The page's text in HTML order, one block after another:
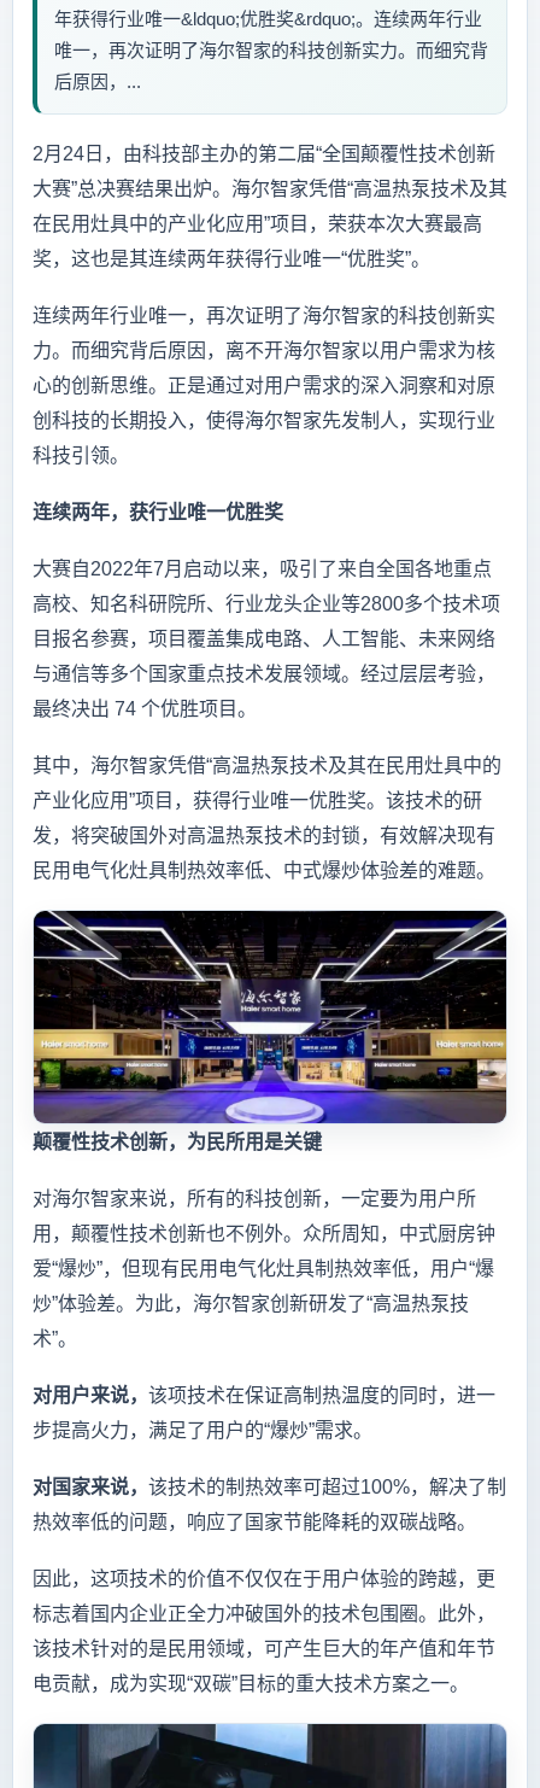
年获得行业唯一&ldquo;优胜奖&rdquo;。连续两年行业
唯一，再次证明了海尔智家的科技创新实力。而细究背
后原因，...
2月24日，由科技部主办的第二届“全国颠覆性技术创新
大赛”总决赛结果出炉。海尔智家凭借“高温热泵技术及其
在民用灶具中的产业化应用”项目，荣获本次大赛最高
奖，这也是其连续两年获得行业唯一“优胜奖”。
连续两年行业唯一，再次证明了海尔智家的科技创新实
力。而细究背后原因，离不开海尔智家以用户需求为核
心的创新思维。正是通过对用户需求的深入洞察和对原
创科技的长期投入，使得海尔智家先发制人，实现行业
科技引领。
连续两年，获行业唯一优胜奖
大赛自2022年7月启动以来，吸引了来自全国各地重点
高校、知名科研院所、行业龙头企业等2800多个技术项
目报名参赛，项目覆盖集成电路、人工智能、未来网络
与通信等多个国家重点技术发展领域。经过层层考验，
最终决出 74 个优胜项目。
其中，海尔智家凭借“高温热泵技术及其在民用灶具中的
产业化应用”项目，获得行业唯一优胜奖。该技术的研
发，将突破国外对高温热泵技术的封锁，有效解决现有
民用电气化灶具制热效率低、中式爆炒体验差的难题。
颠覆性技术创新，为民所用是关键
对海尔智家来说，所有的科技创新，一定要为用户所
用，颠覆性技术创新也不例外。众所周知，中式厨房钟
爱“爆炒”，但现有民用电气化灶具制热效率低，用户“爆
炒”体验差。为此，海尔智家创新研发了“高温热泵技
术”。
对用户来说， 该项技术在保证高制热温度的同时，进一
步提高火力，满足了用户的“爆炒”需求。
对国家来说， 该技术的制热效率可超过100%，解决了制
热效率低的问题，响应了国家节能降耗的双碳战略。
因此，这项技术的价值不仅仅在于用户体验的跨越，更
标志着国内企业正全力冲破国外的技术包围圈。此外，
该技术针对的是民用领域，可产生巨大的年产值和年节
电贡献，成为实现“双碳”目标的重大技术方案之一。